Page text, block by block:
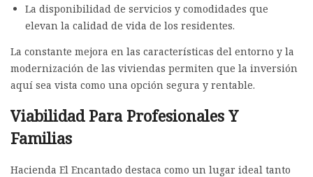
La disponibilidad de servicios y comodidades que
elevan la calidad de vida de los residentes.
La constante mejora en las características del entorno y la
modernización de las viviendas permiten que la inversión
aquí sea vista como una opción segura y rentable.
Viabilidad Para Profesionales Y
Familias
Hacienda El Encantado destaca como un lugar ideal tanto